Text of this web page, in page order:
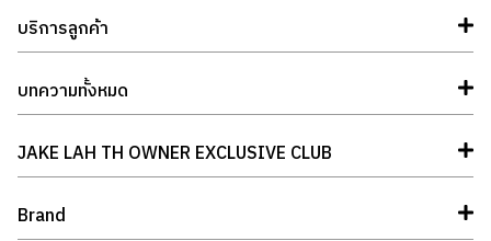
บริการลูกค้า
บทความทั้งหมด
JAKE LAH TH OWNER EXCLUSIVE CLUB
Brand